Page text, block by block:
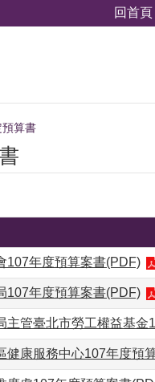
回首頁
預算書
107年度預算案書(PDF)
107年度預算案書(PDF)
主管臺北市勞工權益基金
健康服務中心107年度預